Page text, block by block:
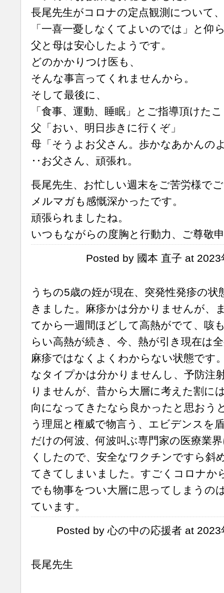
長尾先生がコロナの定点観測について、
「一喜一憂しなくてよいのでは」と仰
父と母は安心したようです。
どのかかりつけ医も、
そんな事言ってくれませんから。
そして最後に、
「食事、運動、睡眠」とご指導頂けた
父「おい、明日歩きに行くぞ」
母「そうよお父さん。歩かなあかんの
‥お父さん、頑張れ。
長尾先生、お忙しい週末をご苦労様で
メルマガも感慨深かったです。
頑張られましたね。
いつもながらの度胸と行動力、ご尊敬
Posted by 國本 直子 at
うちの5歳の姪が現在、突発性発疹の状
きました。麻疹かは分かりませんが、
てから一週間ほどして高熱がでて、咳
らい高熱が続き、今、熱が引き現在は
麻疹ではなくよくわからない状態です
なタイプかは分かりませんし、予防注
りませんが、昔から大層に考えた割に
向になってきたなら良かったと思おう
う理屈と権威で物言う、エビデンスを
だけの何波、何波叫ぶ専門家の医療業
くしたので、安全なワクチンですら斜
てきてしまいました。すごくコロナか
でも物事をつい大層に思ってしまうの
ています。
Posted by 心の中の応援者 at
長尾先生